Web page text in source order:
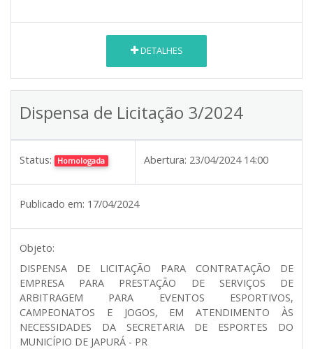
DETALHES
Dispensa de Licitação 3/2024
Status: Homologada Abertura: 23/04/2024 14:00
Publicado em: 17/04/2024
Objeto:
DISPENSA DE LICITAÇÃO PARA CONTRATAÇÃO DE
EMPRESA PARA PRESTAÇÃO DE SERVIÇOS DE
ARBITRAGEM PARA EVENTOS ESPORTIVOS,
CAMPEONATOS E JOGOS, EM ATENDIMENTO ÀS
NECESSIDADES DA SECRETARIA DE ESPORTES DO
MUNICÍPIO DE JAPURÁ - PR